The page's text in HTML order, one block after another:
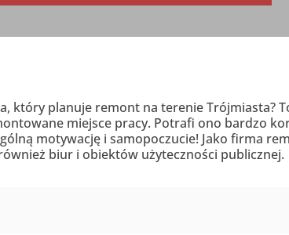
który planuje remont na terenie Trójmiasta?
miejsce pracy. Potrafi ono bardzo
motywację i samopoczucie! Jako firma
biur i obiektów użyteczności publicznej.